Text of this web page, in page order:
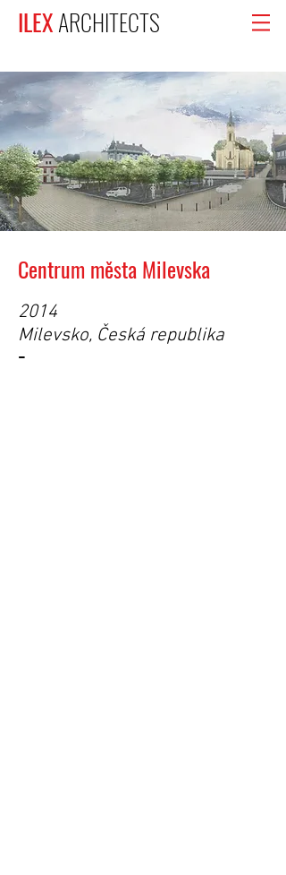
ILEXARCHITECTS
2014
-
Centrum města Milevska
Milevsko, Česká republika